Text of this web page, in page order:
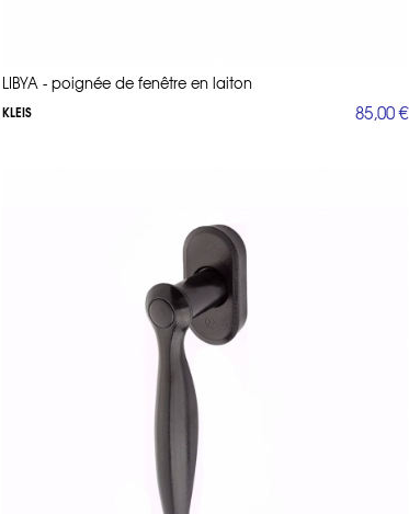
LIBYA - poignée de fenêtre en laiton
KLEIS 85,00 €